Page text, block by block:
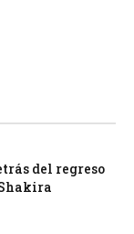
del regreso